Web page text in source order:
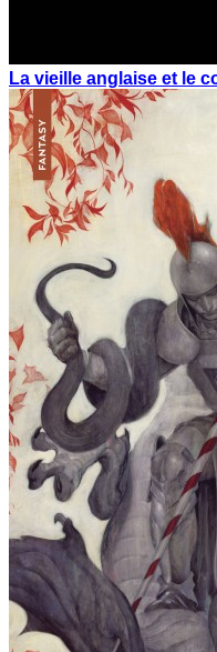
La vieille anglaise et le